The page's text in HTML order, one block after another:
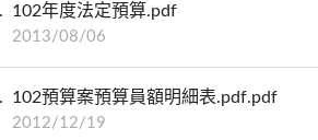
102年度法定預算.pdf
2013/08/06
102預算案預算員額明細表.pdf.pdf
2012/12/19